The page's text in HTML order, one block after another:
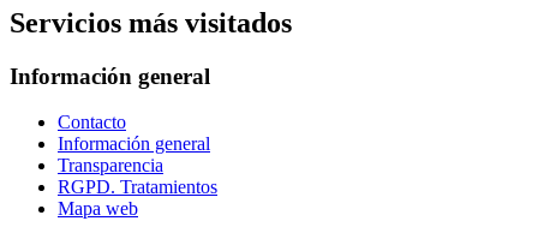
Servicios más visitados
Información general
Contacto
Información general
Transparencia
RGPD. Tratamientos
Mapa web